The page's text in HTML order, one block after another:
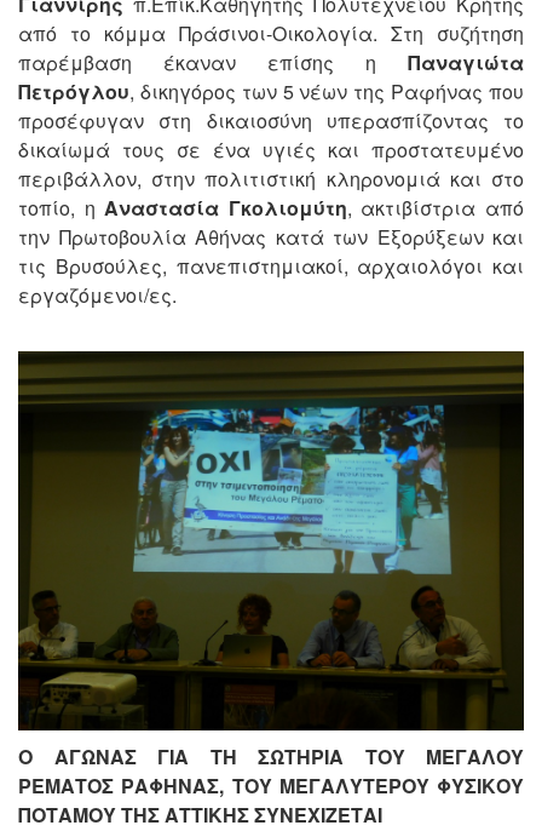
από το κόμμα Πράσινοι-Οικολογία. Στη συζήτηση
παρέμβαση έκαναν επίσης η Παναγιώτα
Πετρόγλου, δικηγόρος των 5 νέων της Ραφήνας που
προσέφυγαν στη δικαιοσύνη υπερασπίζοντας το
δικαίωμά τους σε ένα υγιές και προστατευμένο
περιβάλλον, στην πολιτιστική κληρονομιά και στο
τοπίο, ηΑναστασία Γκολιομύτη, ακτιβίστρια από
την Πρωτοβουλία Αθήνας κατά των Εξορύξεων και
τις Βρυσούλες, πανεπιστημιακοί, αρχαιολόγοι και
εργαζόμενοι/ες.
Ο ΑΓΩΝΑΣ ΓΙΑ ΤΗ ΣΩΤΗΡΙΑ ΤΟΥ ΜΕΓΑΛΟΥ
ΡΕΜΑΤΟΣ ΡΑΦΗΝΑΣ, ΤΟΥ ΜΕΓΑΛΥΤΕΡΟΥ ΦΥΣΙΚΟΥ
ΠΟΤΑΜΟΥ ΤΗΣ ΑΤΤΙΚΗΣ ΣΥΝΕΧΙΖΕΤΑΙ